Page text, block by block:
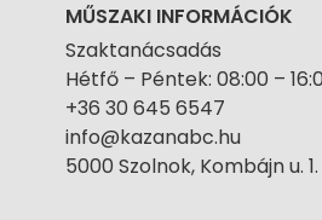
MŰSZAKI INFORMÁCIÓK
Szaktanácsadás
Hétfő – Péntek: 08:00 –
+36 30 645 6547
info@kazanabc.hu
5000 Szolnok, Kombájn u. 1.